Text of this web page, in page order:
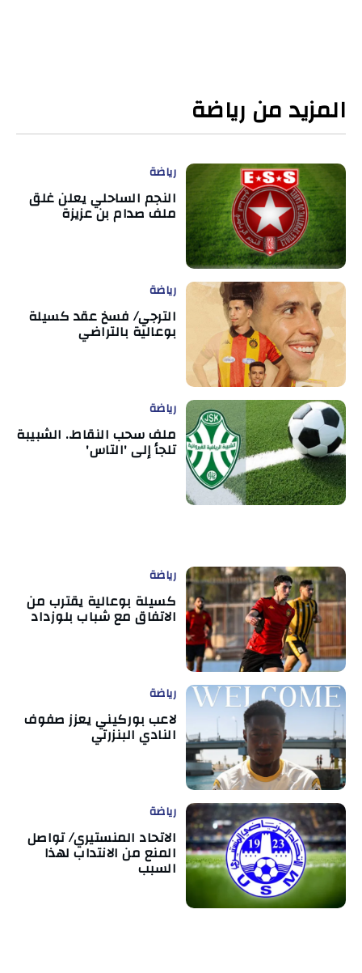
المزيد من رياضة
رياضة
النجم الساحلي يعلن غلق
ملف صدام بن عزيزة
رياضة
الترجي/ فسخ عقد كسيلة
بوعالية بالتراضي
رياضة
ملف سحب النقاط.. الشبيبة
تلجأ إلى 'التاس'
رياضة
كسيلة بوعالية يقترب من
الاتفاق مع شباب بلوزداد
رياضة
لاعب بوركيني يعزز صفوف
النادي البنزرتي
رياضة
الاتحاد المنستيري/ تواصل
المنع من الانتداب لهذا
السبب